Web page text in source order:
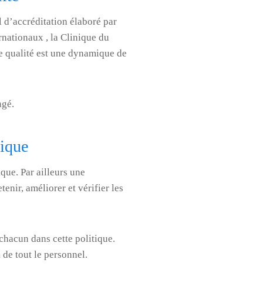
d’accréditation élaboré par
, la Clinique du
qualité est une dynamique de
Par ailleurs une
améliorer et vérifier les
dans cette politique.
tout le personnel.